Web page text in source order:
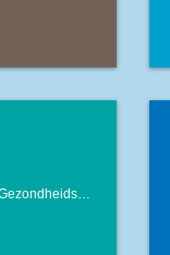
Statuten Stichting Scheidsgerecht Gezondheidszorg